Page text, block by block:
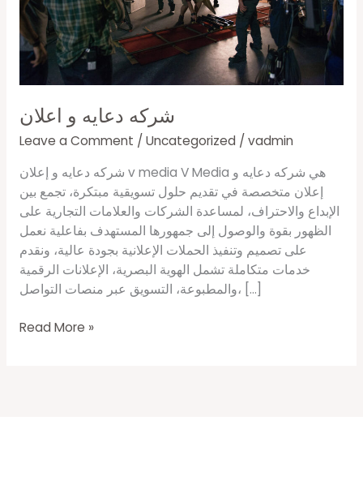
شركه دعايه و اعلان
Leave a Comment / Uncategorized / vadmin
شركه دعايه و إعلان v media V Media هي شركه دعايه و
إعلان متخصصة في تقديم حلول تسويقية مبتكرة، تجمع بين
الإبداع والاحتراف، لمساعدة الشركات والعلامات التجارية على
الظهور بقوة والوصول إلى جمهورها المستهدف بفاعلية نعمل
على تصميم وتنفيذ الحملات الإعلانية بجودة عالية، ونقدم
خدمات متكاملة تشمل الهوية البصرية، الإعلانات الرقمية
والمطبوعة، التسويق عبر منصات التواصل، […]
Read More »